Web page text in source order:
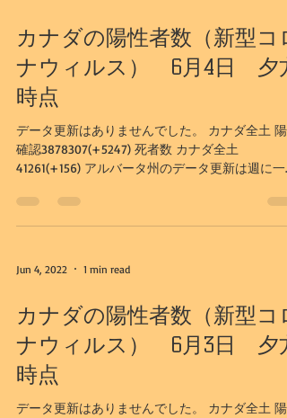
カナダの陽性者数（新型コ
ナウィルス） 6月4日 夕方
時点
データ更新はありませんでした。 カナダ全土 陽
確認3878307(+5247) 死者数 カナダ全土
41261(+156) アルバータ州のデータ更新は週に一
新のものとなります。 アルバータ州...
Jun 4, 2022 1 min read
カナダの陽性者数（新型コ
ナウィルス） 6月3日 夕方
時点
データ更新はありませんでした。 カナダ全土 陽